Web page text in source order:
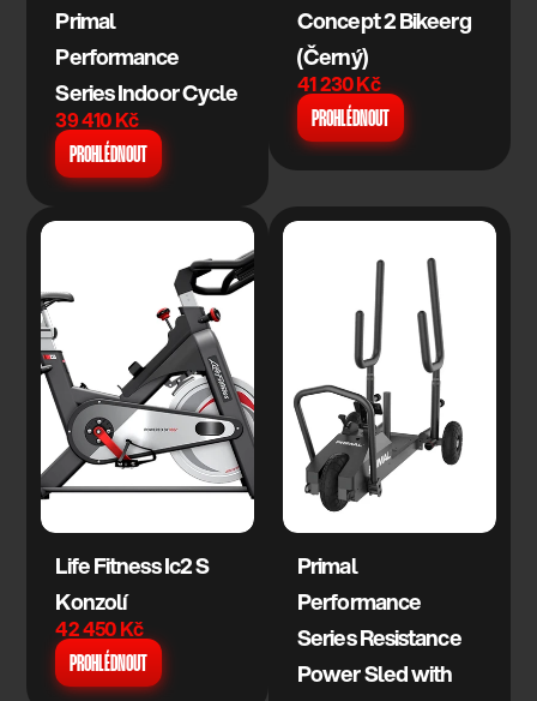
Primal
Performance
Series Indoor Cycle
39 410 Kč
PROHLÉDNOUT
Concept 2 Bikeerg
(Černý)
41 230 Kč
PROHLÉDNOUT
Life Fitness Ic2 S
Konzolí
42 450 Kč
PROHLÉDNOUT
Primal
Performance
Series Resistance
Power Sled with